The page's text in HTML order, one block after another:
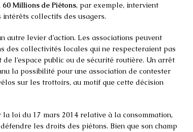
60 Millions de Piétons, par exemple, intervient
collectifs des usagers.
autre levier d’action. Les associations peuvent
des collectivités locales qui ne respecteraient pas
l’espace public ou de sécurité routière. Un arrêt
la possibilité pour une association de contester
sur les trottoirs, au motif que cette décision
loi du 17 mars 2014 relative à la consommation,
les droits des piétons. Bien que son champ